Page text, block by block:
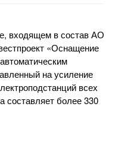
входящем в состав АО
«Оснащение
на усиление
всех
составляет более 330